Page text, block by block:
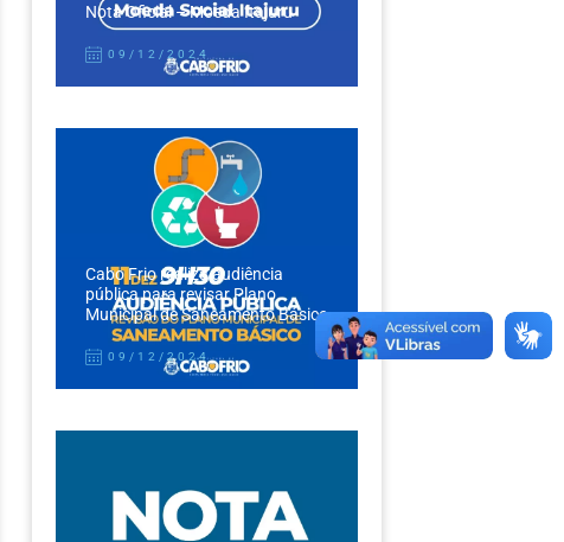
Nota Oficial – Moeda Itajuru
09/12/2024
Cabo Frio realiza audiência
pública para revisar Plano
Municipal de Saneamento Básico
09/12/2024